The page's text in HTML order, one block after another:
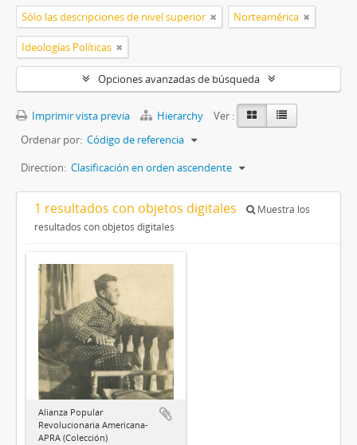
Sólo las descripciones de nivel superior Norteamérica
Ideologías Políticas
Opciones avanzadas de búsqueda
Imprimir vista previa Hierarchy
Ver :
Ordenar por: Código de referencia
Direction: Clasificación en orden ascendente
1 resultados con objetos digitales
Muestra los
resultados con objetos digitales
Alianza Popular
Revolucionaria Americana-
APRA (Colección)